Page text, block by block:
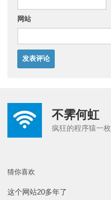
网站
不霁何虹
疯狂的程序猿一枚
猜你喜欢
这个网站20多年了